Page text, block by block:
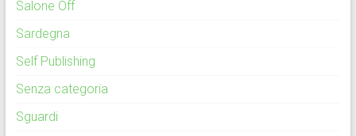
Salone Off
Sardegna
Self Publishing
Senza categoria
Sguardi